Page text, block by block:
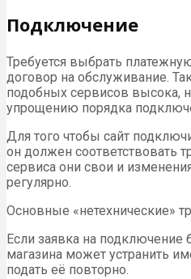
Подключение
Требуется выбрать
договор на обслуживание.
подобных сервисов высока,
упрощению порядка
Для того чтобы сайт
он должен соответствовать
сервиса они свои и
регулярно.
Основные «нетехнические»
Если заявка на подключение
магазина может устранить
подать её повторно.